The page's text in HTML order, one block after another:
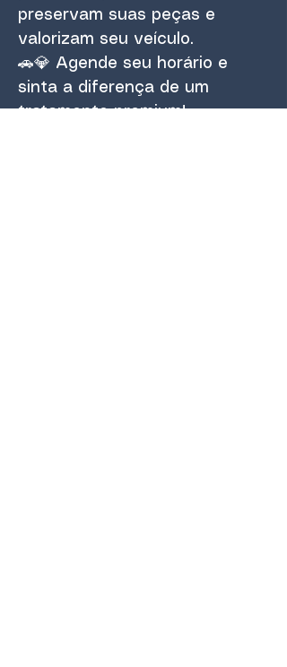
preservam suas peças e
valorizam seu veículo.
🚗💎 Agende seu horário e
sinta a diferença de um
tratamento premium!